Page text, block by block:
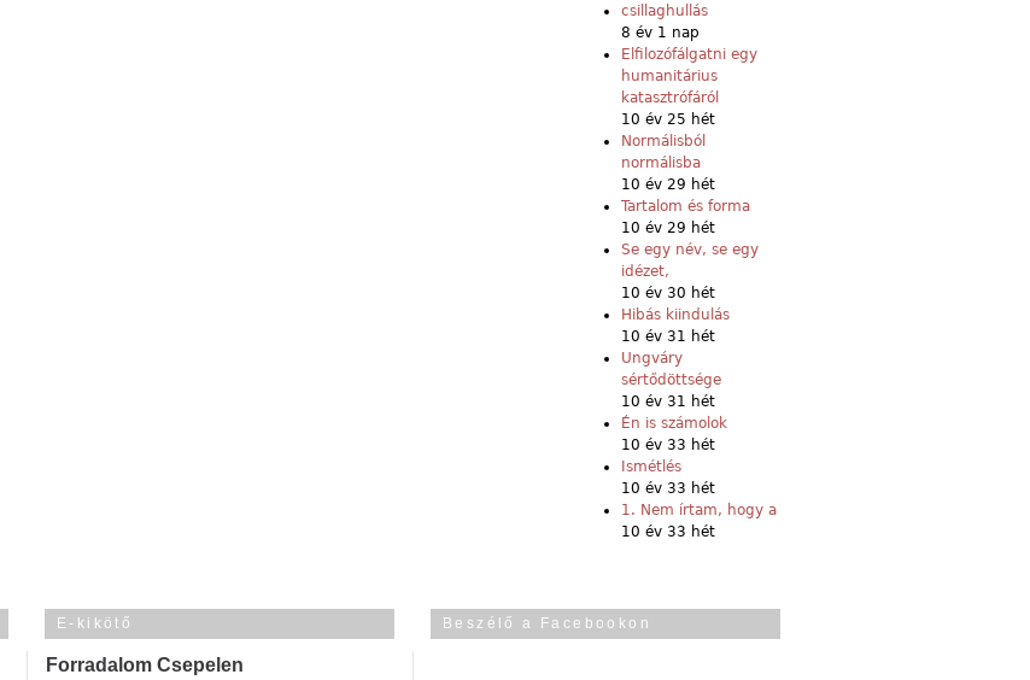
csillaghullás
8 év 1 nap
Elfilozófálgatni egy
humanitárius
katasztrófáról
10 év 25 hét
Normálisból
normálisba
10 év 29 hét
Tartalom és forma
10 év 29 hét
Se egy név, se egy
idézet,
10 év 30 hét
Hibás kiindulás
10 év 31 hét
Ungváry
sértődöttsége
10 év 31 hét
Én is számolok
10 év 33 hét
Ismétlés
10 év 33 hét
1. Nem írtam, hogy a
10 év 33 hét
E-kikötő
Forradalom Csepelen
Beszélő a Facebookon